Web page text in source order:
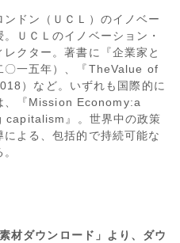
ドン（ＵＣＬ）のイノベー
ＵＣＬのイノベーション・
クター。著書に『企業家と
〇一五年）、『TheValue of
）など。いずれも国際的に
、『Mission Economy:a
』。世界中の政策
よる、包括的で持続可能な
ダウンロード」より、ダウ